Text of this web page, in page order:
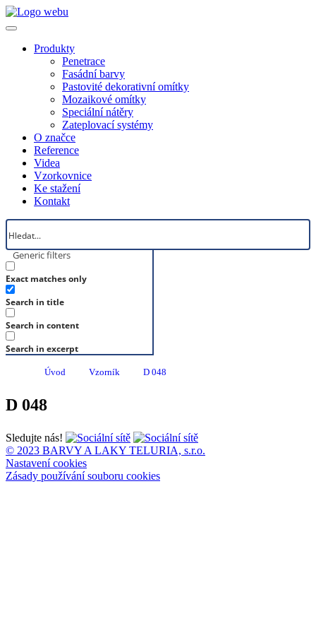
Produkty
Penetrace
Fasádní barvy
Pastovité dekorativní omítky
Mozaikové omítky
Speciální nátěry
Zateplovací systémy
O značce
Reference
Videa
Vzorkovnice
Ke stažení
Kontakt
Generic filters
Exact matches only
Search in title
Search in content
Search in excerpt
Úvod Vzorník D 048
D 048
Sledujte nás!
© 2023 BARVY A LAKY TELURIA, s.r.o.
Nastavení cookies
Zásady používání souboru cookies